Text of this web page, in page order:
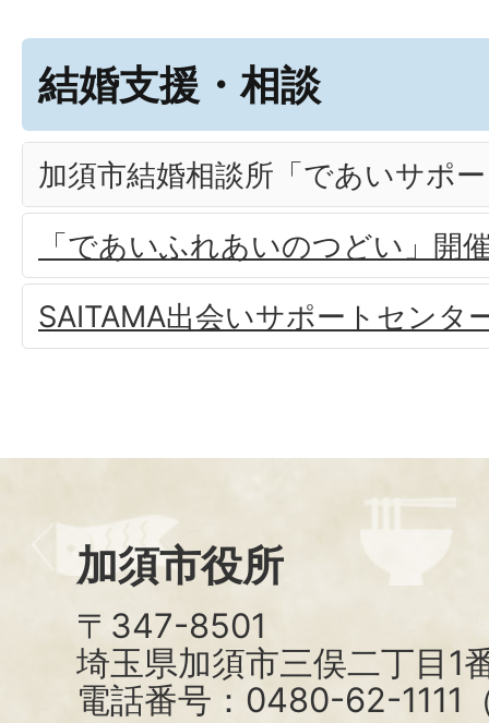
結婚支援・相談
加須市結婚相談所「であいサポ
「であいふれあいのつどい」開
SAITAMA出会いサポートセンタ
加須市役所
〒347-8501
埼玉県加須市三俣二丁目1
電話番号：0480-62-1111